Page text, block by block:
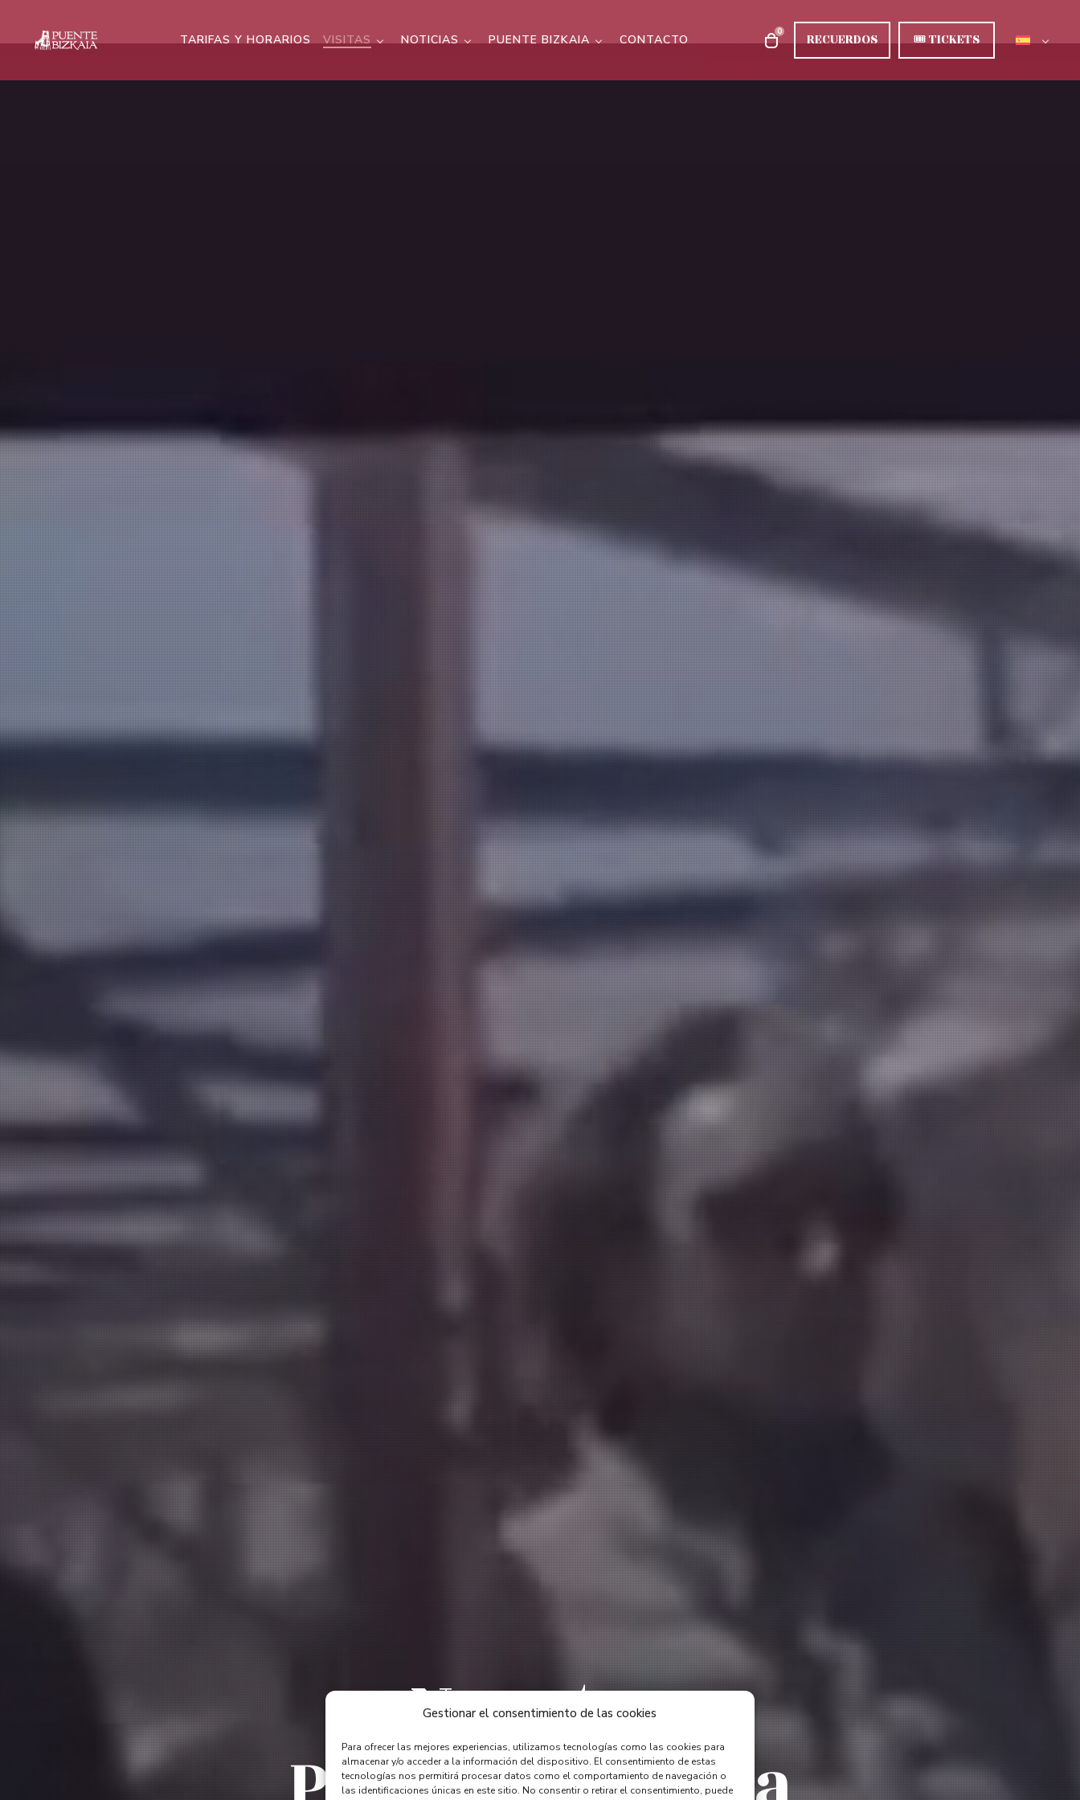
Gestionar el consentimiento de las cookies
Para ofrecer las mejores experiencias, utilizamos tecnologías como las cookies para
almacenar y/o acceder a la información del dispositivo. El consentimiento de estas
tecnologías nos permitirá procesar datos como el comportamiento de navegación o
las identificaciones únicas en este sitio. No consentir o retirar el consentimiento, puede
TARIFAS Y HORARIOS VISITAS NOTICIAS PUENTE BIZKAIA CONTACTO
0 RECUERDOS 🎟TICKETS
Nuestra